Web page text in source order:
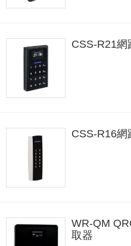
CSS-R21網
CSS-R16網
WR-QM
取器